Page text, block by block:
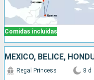
Comidas incluidas
Regal Princess 8 d